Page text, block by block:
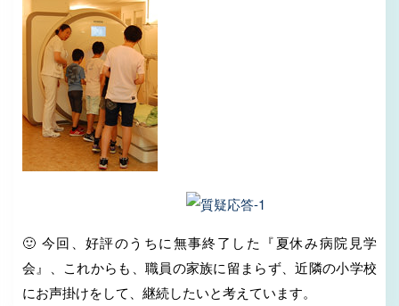
🙂 今回、好評のうちに無事終了した『夏休み病院見学
会』、これからも、職員の家族に留まらず、近隣の小学校
にお声掛けをして、継続したいと考えています。